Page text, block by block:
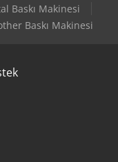
Baskı Makinesi
Baskı Makinesi